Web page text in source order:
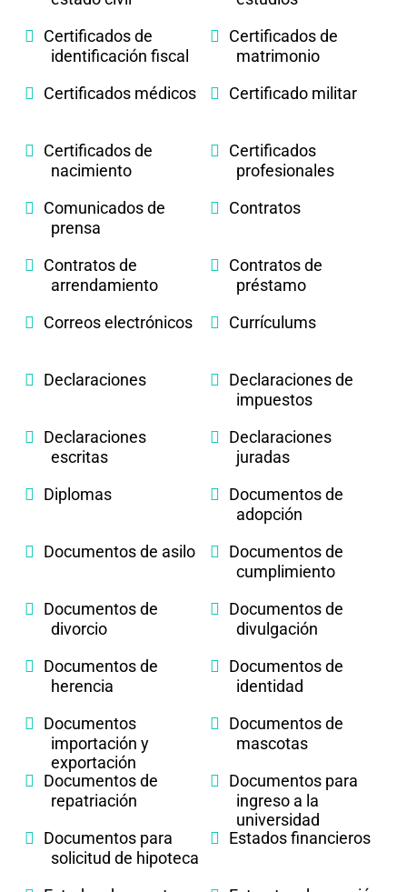
Certificados de
identificación fiscal
Certificados de
matrimonio
Certificados médicos
Certificado militar
Certificados de
nacimiento
Certificados
profesionales
Comunicados de
prensa
Contratos
Contratos de
arrendamiento
Contratos de
préstamo
Correos electrónicos
Currículums
Declaraciones
Declaraciones de
impuestos
Declaraciones
escritas
Declaraciones
juradas
Diplomas
Documentos de
adopción
Documentos de asilo
Documentos de
cumplimiento
Documentos de
divorcio
Documentos de
divulgación
Documentos de
herencia
Documentos de
identidad
Documentos
importación y
exportación
Documentos de
mascotas
Documentos de
repatriación
Documentos para
ingreso a la
universidad
Documentos para
solicitud de hipoteca
Estados financieros